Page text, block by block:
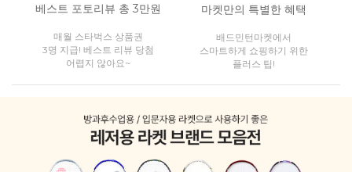
베스트 포토리뷰 총 3만원
매월 스타벅스 상품권
3명 지급! 베스트 리뷰 당첨
어렵지 않아요~
마켓만의 특별한 혜택
배드민턴마켓에서
스마트하게 쇼핑하기 위한
플러스 팁!